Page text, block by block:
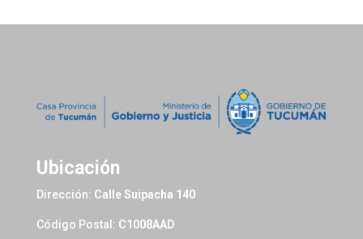
Ubicación
Dirección: Calle Suipacha 140
Código Postal: C1008AAD